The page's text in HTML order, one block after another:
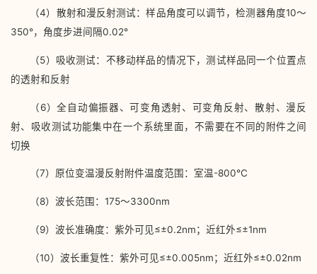
（4）散射和漫反射测试：样品角度可以调节，检测器角度10～
350°，角度步进间隔0.02°
（5）吸收测试：不移动样品的情况下，测试样品同一个位置点
的透射和反射
（6）全自动偏振器、可变角透射、可变角反射、散射、漫反
射、吸收测试功能集中在一个系统里面，不需要在不同的附件之间
切换
（7）原位变温漫反射附件温度范围：室温-800℃
（8）波长范围：175～3300nm
（9）波长准确度：紫外可见≤±0.2nm；近红外≤±1nm
（10）波长重复性：紫外可见≤±0.005nm；近红外≤±0.02nm